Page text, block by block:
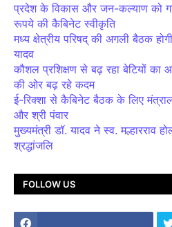
प्रदेश के विकास और जन-कल्याण को
रूपये की कैबिनेट स्वीकृति
मध्य क्षेत्रीय परिषद् की अगली बैठक
यादव
कौशल प्रशिक्षण से बढ़ रहा बेटियों का
की ओर बढ़ रहे कदम
ई-रिक्शा से कैबिनेट बैठक के लिए
और श्री पंवार
मुख्यमंत्री डॉ. यादव ने स्व. मल्हारराव
श्रद्धांजलि
FOLLOW US